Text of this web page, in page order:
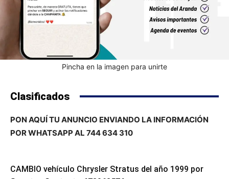
Pincha en la imagen para unirte
Clasificados
PON AQUÍ TU ANUNCIO ENVIANDO LA INFORMACIÓN
POR WHATSAPP AL 744 634 310
CAMBIO vehículo Chrysler Stratus del año 1999 por